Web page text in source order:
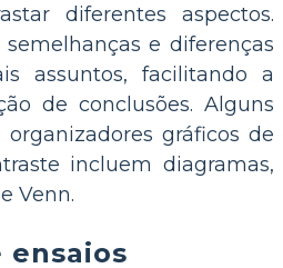
diferentes aspectos.
e diferenças
assuntos, facilitando a
de conclusões. Alguns
gráficos de
incluem diagramas,
Venn.
ensaios